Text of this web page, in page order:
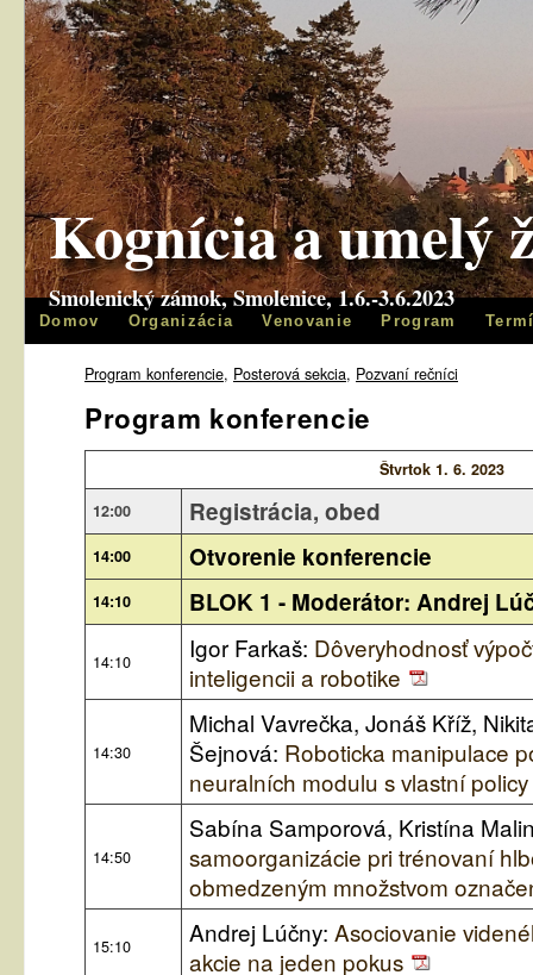
Kognícia a umelý
Smolenický zámok, Smolenice, 1.6.-3.6.2023
Domov Organizácia Venovanie Program
Program konferencie, Posterová sekcia, Pozvaní rečníci
Program konferencie
Štvrtok 1. 6. 2023
12:00
Registrácia, obed
14:00 Otvorenie konferencie
14:10 BLOK 1 - Moderátor: Andrej
14:10 Igor Farkaš: Dôveryhodnosť
inteligencii a robotike
14:30
Michal Vavrečka, Jonáš Kříž,
Šejnová: Roboticka manipulace
neuralních modulu s vlastní policy
14:50
Sabína Samporová, Kristína
samoorganizácie pri trénovaní
obmedzeným množstvom
15:10 Andrej Lúčny:Asociovanie
akcie na jeden pokus